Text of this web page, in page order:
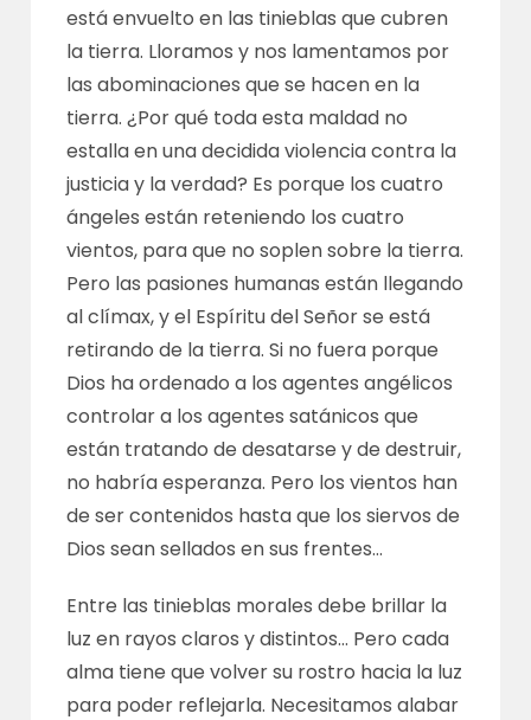
está envuelto en las tinieblas que cubren
la tierra. Lloramos y nos lamentamos por
las abominaciones que se hacen en la
tierra. ¿Por qué toda esta maldad no
estalla en una decidida violencia contra la
justicia y la verdad? Es porque los cuatro
ángeles están reteniendo los cuatro
vientos, para que no soplen sobre la tierra.
Pero las pasiones humanas están llegando
al clímax, y el Espíritu del Señor se está
retirando de la tierra. Si no fuera porque
Dios ha ordenado a los agentes angélicos
controlar a los agentes satánicos que
están tratando de desatarse y de destruir,
no habría esperanza. Pero los vientos han
de ser contenidos hasta que los siervos de
Dios sean sellados en sus frentes…
Entre las tinieblas morales debe brillar la
luz en rayos claros y distintos… Pero cada
alma tiene que volver su rostro hacia la luz
para poder reflejarla. Necesitamos alabar